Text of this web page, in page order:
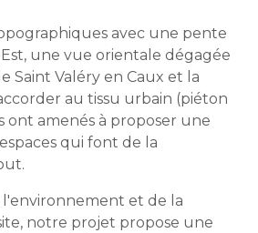
avec une pente
une vue orientale dégagée
Saint Valéry en Caux et la
au tissu urbain (piéton
ont amenés à proposer une
qui font de la
et de la
notre projet propose une